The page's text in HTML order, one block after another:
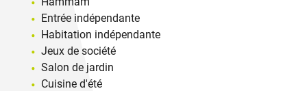
Entrée indépendante
Habitation indépendante
Jeux de société
Salon de jardin
Cuisine d'été